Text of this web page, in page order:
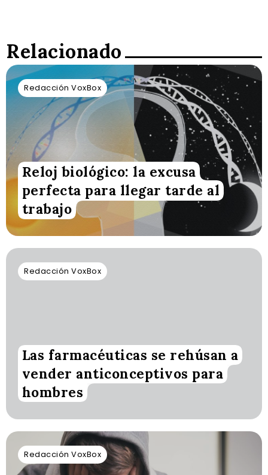
Relacionado
Redacción VoxBox
Reloj biológico: la excusa
perfecta para llegar tarde al
trabajo
Redacción VoxBox
Las farmacéuticas se rehúsan a
vender anticonceptivos para
hombres
Redacción VoxBox